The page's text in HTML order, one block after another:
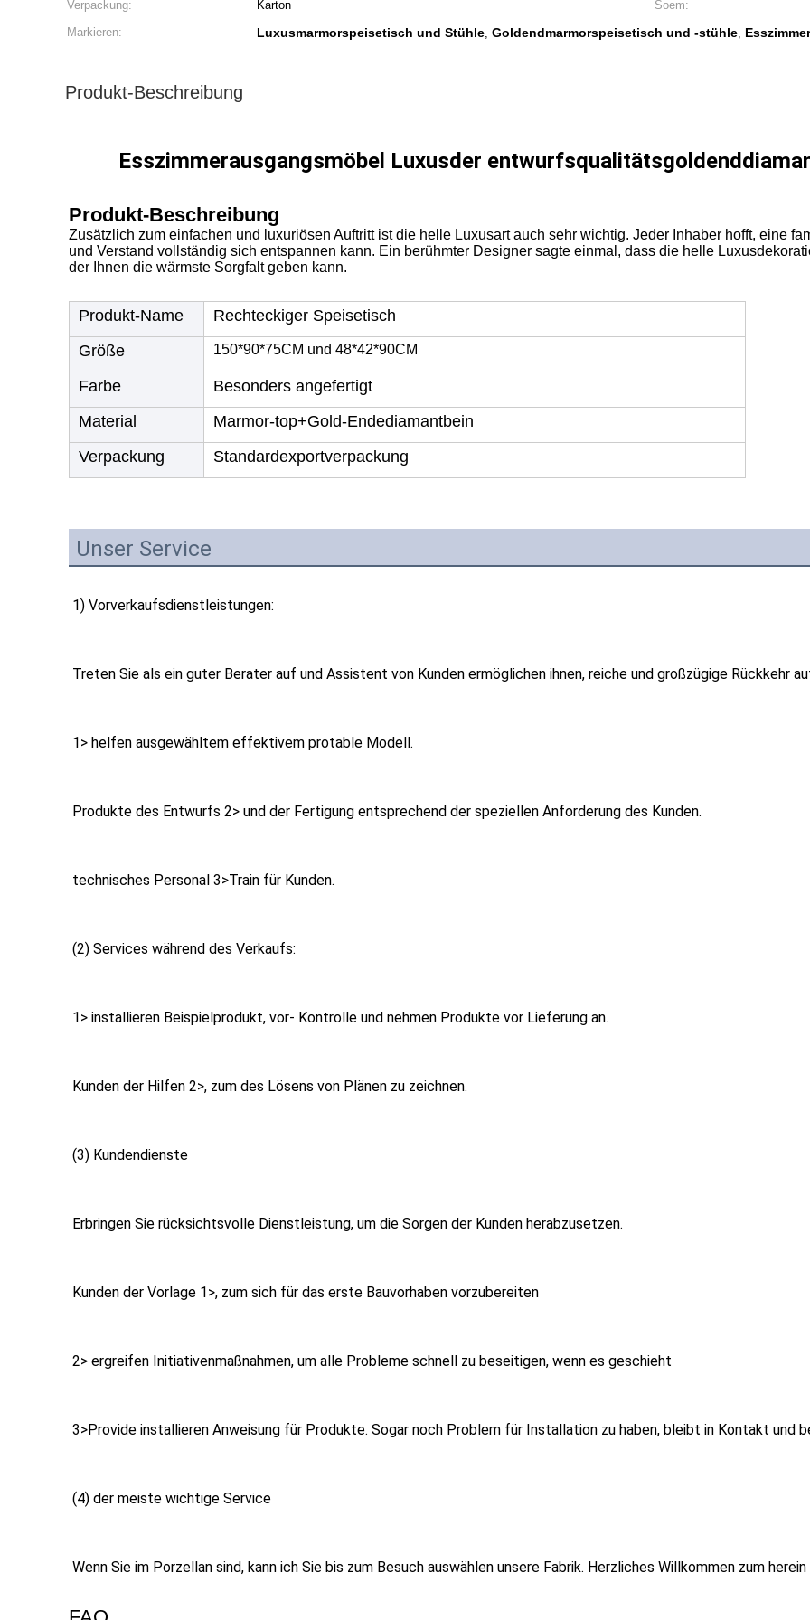
Verpackung: Karton
Soem:
Markieren:
Luxusmarmorspeisetisch und Stühle, Goldendmarmorspeisetisch und -stühle,
Produkt-Beschreibung
Esszimmerausgangsmöbel Luxusder
Produkt-Beschreibung
Zusätzlich zum einfachen und luxuriösen Auftritt ist die helle Luxusart auch sehr wichtig. Jeder Inhaber hofft, eine
und Verstand vollständig sich entspannen kann. Ein berühmter Designer sagte einmal, dass die helle
der Ihnen die wärmste Sorgfalt geben kann.
Produkt-Name
Rechteckiger Speisetisch
Größe
150*90*75CM und 48*42*90CM
Farbe
Besonders angefertigt
Material
Marmor-top+Gold-Endediamantbein
Verpackung
Standardexportverpackung
Unser Service
1) Vorverkaufsdienstleistungen:
Treten Sie als ein guter Berater auf und Assistent von Kunden ermöglichen ihnen, reiche und großzügige Rückkehr
1> helfen ausgewähltem effektivem protable Modell.
Produkte des Entwurfs 2> und der Fertigung entsprechend der speziellen Anforderung des Kunden.
technisches Personal 3>Train für Kunden.
(2) Services während des Verkaufs:
1> installieren Beispielprodukt, vor- Kontrolle und nehmen Produkte vor Lieferung an.
Kunden der Hilfen 2>, zum des Lösens von Plänen zu zeichnen.
(3) Kundendienste
Erbringen Sie rücksichtsvolle Dienstleistung, um die Sorgen der Kunden herabzusetzen.
Kunden der Vorlage 1>, zum sich für das erste Bauvorhaben vorzubereiten
2> ergreifen Initiativenmaßnahmen, um alle Probleme schnell zu beseitigen, wenn es geschieht
3>Provide installieren Anweisung für Produkte. Sogar noch Problem für Installation zu haben, bleibt in Kontakt und
(4) der meiste wichtige Service
Wenn Sie im Porzellan sind, kann ich Sie bis zum Besuch auswählen unsere Fabrik. Herzliches Willkommen zum